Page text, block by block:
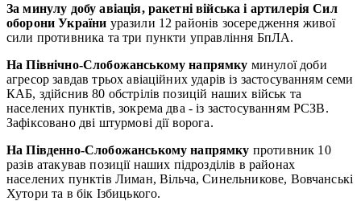
За минулу добу авіація, ракетні війська і артилерія Сил
оборони України уразили 12 районів зосередження живої
сили противника та три пункти управління БпЛА.
На Північно-Слобожанському напрямку минулої доби
агресор завдав трьох авіаційних ударів із застосуванням семи
КАБ, здійснив 80 обстрілів позицій наших військ та
населених пунктів, зокрема два - із застосуванням РСЗВ.
Зафіксовано дві штурмові дії ворога.
На Південно-Слобожанському напрямку противник 10
разів атакував позиції наших підрозділів в районах
населених пунктів Лиман, Вільча, Синельникове, Вовчанські
Хутори та в бік Ізбицького.